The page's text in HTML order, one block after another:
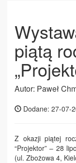
piątą
Autor: Paweł
Dodane: 27-07-
Z okazji piątej
“Projektor” – 28
(ul. Zbożowa 4,